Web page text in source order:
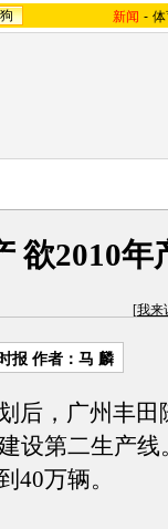
新闻 -
欲2010年
[我来
报 作者：马 麟
，广州丰田
设第二生产
40万辆。